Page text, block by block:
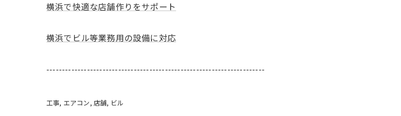
横浜で快適な店舗作りをサポート
横浜でビル等業務用の設備に対応
----------------------------------------------------------------------
工事 エアコン 店舗 ビル